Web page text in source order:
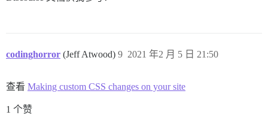
codinghorror (Jeff Atwood) 2021 年2 月 5 日 21:50
9
查看 Making custom CSS changes on your site
1 个赞